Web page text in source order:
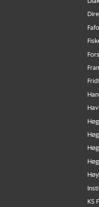
Fafo
KS